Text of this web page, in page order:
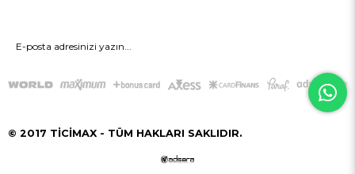
GÖNDER
© 2017 TİCİMAX - TÜM HAKLARI SAKLIDIR.